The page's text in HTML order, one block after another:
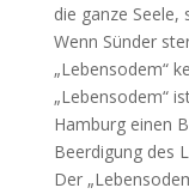
die ganze
Wenn Sünder
„Lebensodem“
„Lebensodem“
Hamburg einen
Beerdigung des
Der